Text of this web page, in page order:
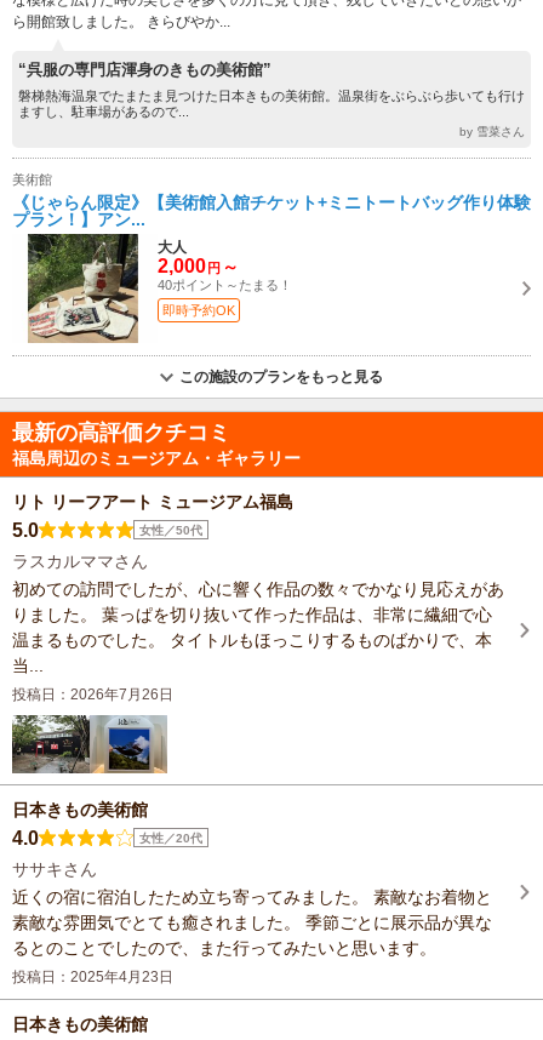
ら開館致しました。 きらびやか...
“呉服の専門店渾身のきもの美術館”
磐梯熱海温泉でたまたま見つけた日本きもの美術館。温泉街をぶらぶら歩いても行け
ますし、駐車場があるので...
by 雪菜さん
美術館
《じゃらん限定》【美術館入館チケット+ミニトートバッグ作り体験
プラン！】アン...
大人
2,000 円 ～
40ポイント～たまる！
即時予約OK
この施設のプランをもっと見る
最新の高評価クチコミ
福島周辺のミュージアム・ギャラリー
リト リーフアート ミュージアム福島
5.0 女性／50代
ラスカルママさん
初めての訪問でしたが、心に響く作品の数々でかなり見応えがあ
りました。 葉っぱを切り抜いて作った作品は、非常に繊細で心
温まるものでした。 タイトルもほっこりするものばかりで、本
当...
投稿日：2026年7月26日
日本きもの美術館
4.0 女性／20代
ササキさん
近くの宿に宿泊したため立ち寄ってみました。 素敵なお着物と
素敵な雰囲気でとても癒されました。 季節ごとに展示品が異な
るとのことでしたので、また行ってみたいと思います。
投稿日：2025年4月23日
日本きもの美術館